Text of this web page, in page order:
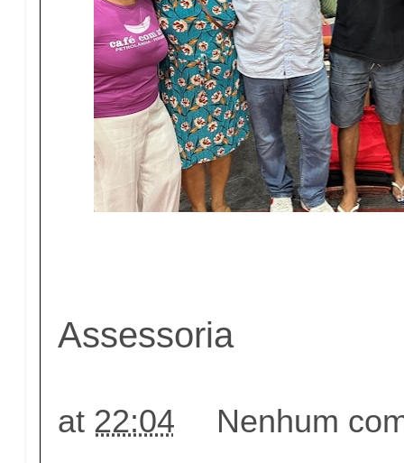
Assessoria
at 22:04 Nenhum